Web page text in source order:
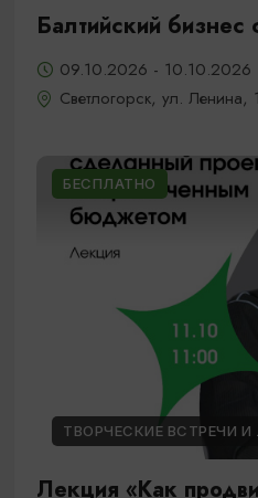
Балтийский бизнес
09.10.2026 - 10.10.2026
Светлогорск, ул. Ленина,
БЕСПЛАТНО
ТВОРЧЕСКИЕ ВСТРЕЧИ И
Лекция «Как